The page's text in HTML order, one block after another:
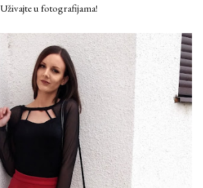
Uživajte u fotografijama!